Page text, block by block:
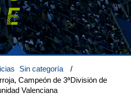
Sin categoría
/
Campeón de 3ªDivisión de
Valenciana